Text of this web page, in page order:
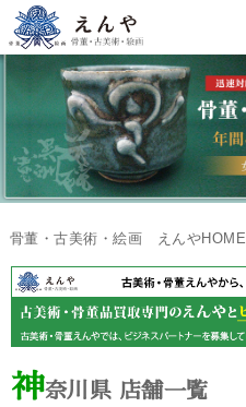
骨董・古美術・絵画 えんやHOME
神奈川県 店舗一覧